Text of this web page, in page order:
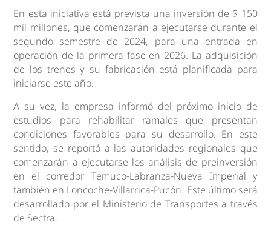
En esta iniciativa está prevista una inversión de $ 150
mil millones, que comenzarán a ejecutarse durante el
segundo semestre de 2024, para una entrada en
operación de la primera fase en 2026. La adquisición
de los trenes y su fabricación está planificada para
iniciarse este año.
A su vez, la empresa informó del próximo inicio de
estudios para rehabilitar ramales que presentan
condiciones favorables para su desarrollo. En este
sentido, se reportó a las autoridades regionales que
comenzarán a ejecutarse los análisis de preinversión
en el corredor Temuco-Labranza-Nueva Imperial y
también en Loncoche-Villarrica-Pucón. Este último será
desarrollado por el Ministerio de Transportes a través
de Sectra.